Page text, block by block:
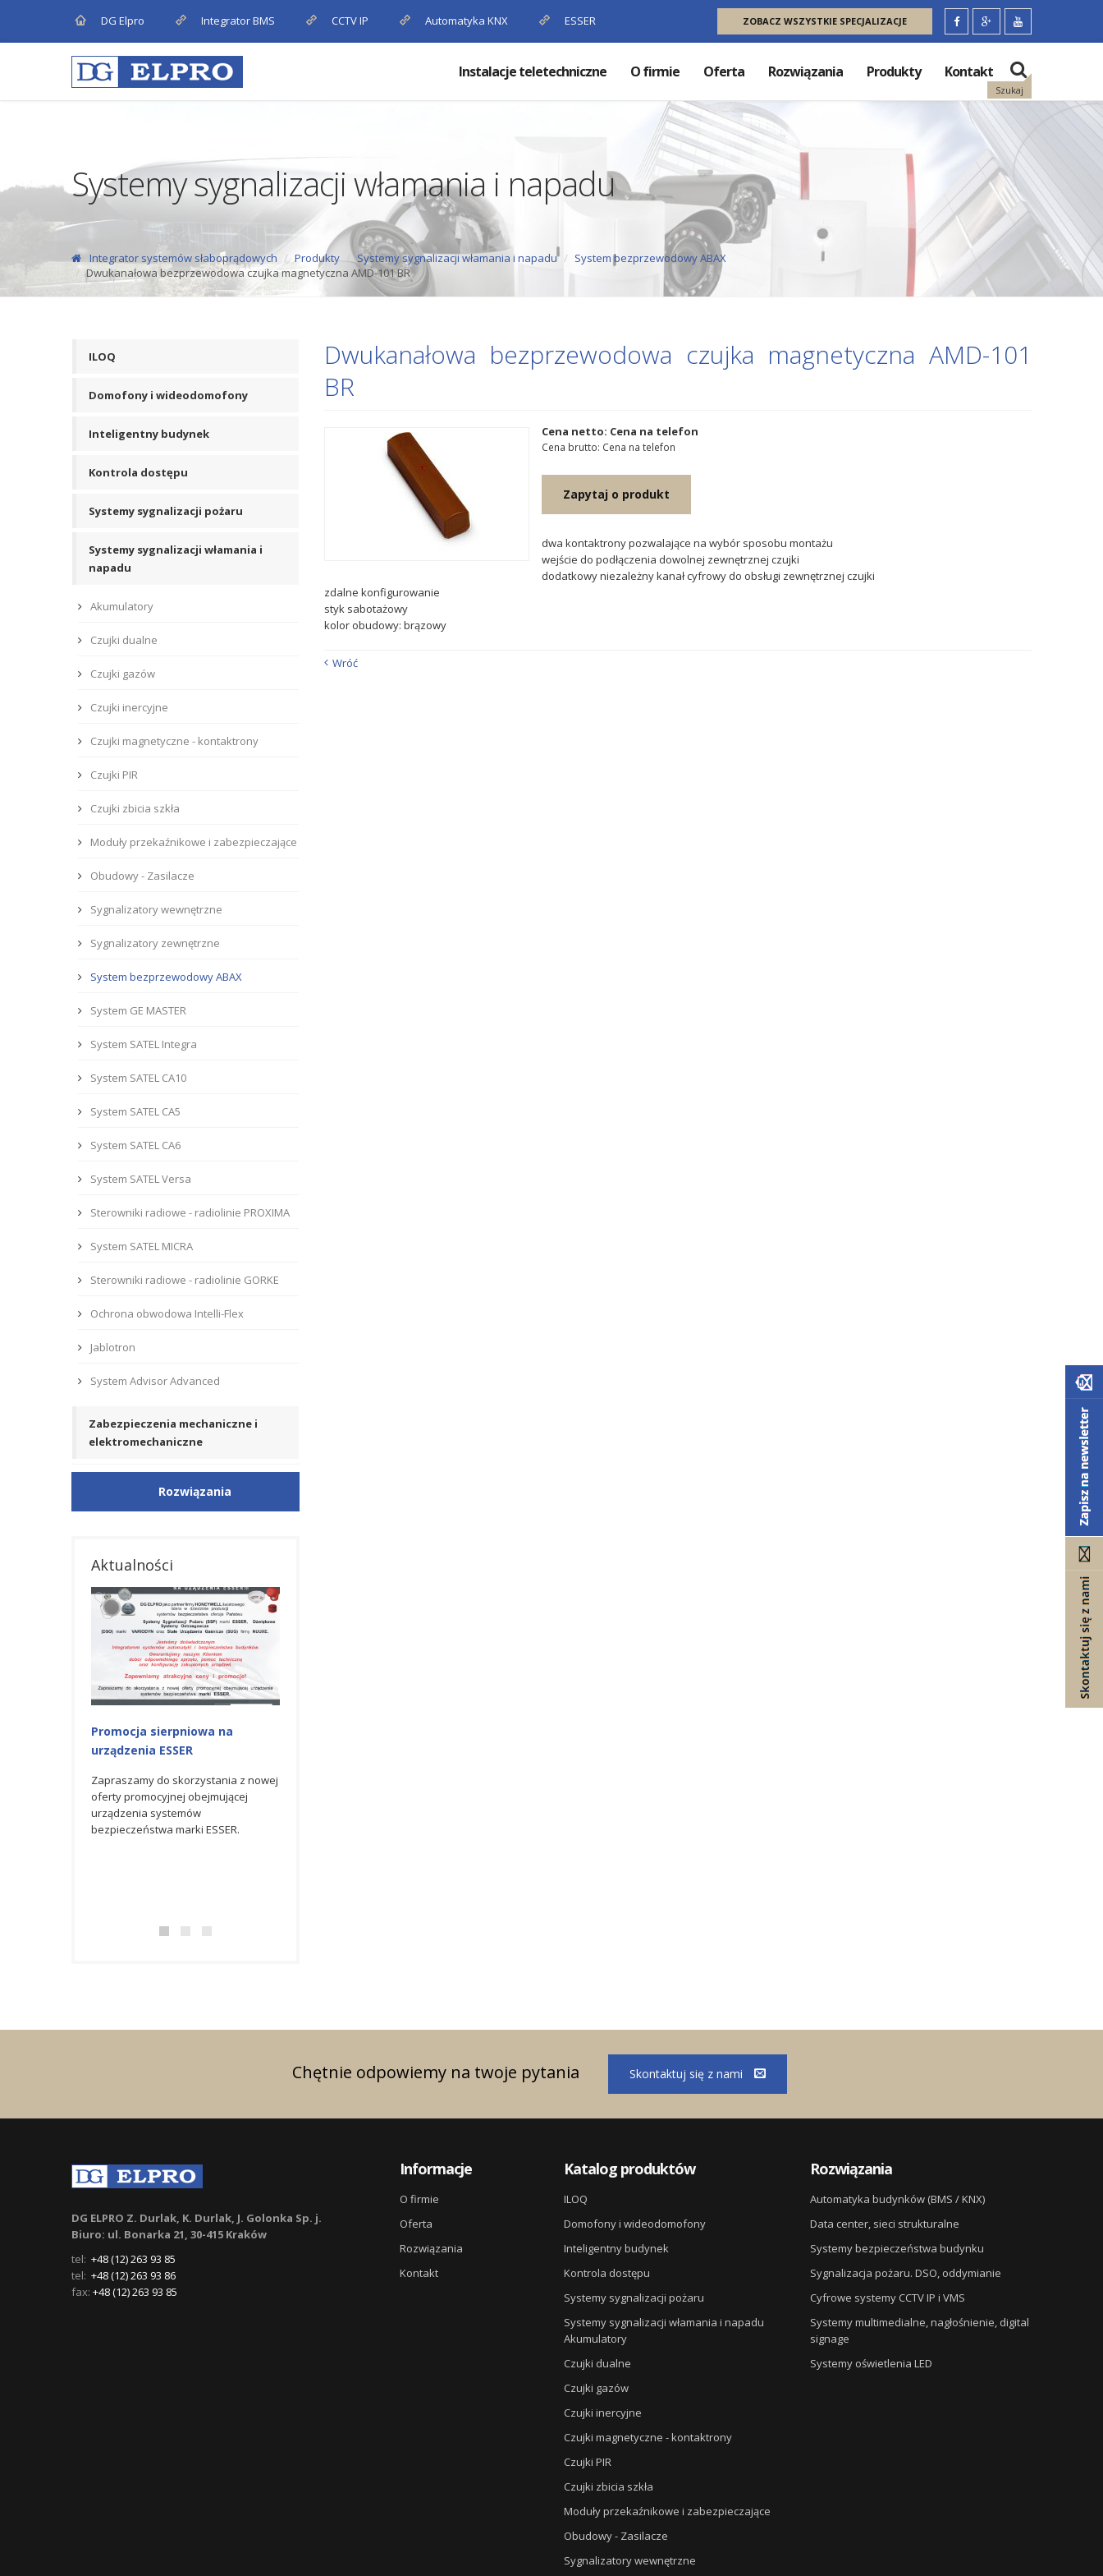
DG Elpro Integrator BMS CCTV IP Automatyka KNX ESSER ZOBACZ WSZYSTKIE SPECJALIZACJE
Szukaj
Instalacje teletechniczne O firmie Oferta Rozwiązania Produkty Kontakt
Systemy sygnalizacji włamania i napadu
Integrator systemów słaboprądowych Produkty Systemy sygnalizacji włamania i napadu
System bezprzewodowy ABAX
Dwukanałowa bezprzewodowa czujka magnetyczna AMD-101 BR
Dwukanałowa bezprzewodowa czujka magnetyczna AMD-101
BR
Cena netto: Cena na telefon
Cena brutto: Cena na telefon
Zapytaj o produkt
dwa kontaktrony pozwalające na wybór sposobu montażu
wejście do podłączenia dowolnej zewnętrznej czujki
dodatkowy niezależny kanał cyfrowy do obsługi zewnętrznej czujki
zdalne konfigurowanie
styk sabotażowy
kolor obudowy: brązowy
Wróć
ILOQ
Domofony i wideodomofony
Inteligentny budynek
Kontrola dostępu
Systemy sygnalizacji pożaru
Systemy sygnalizacji włamania i
napadu
Akumulatory
Czujki dualne
Czujki gazów
Czujki inercyjne
Czujki magnetyczne - kontaktrony
Czujki PIR
Czujki zbicia szkła
Moduły przekaźnikowe i zabezpieczające
Obudowy - Zasilacze
Sygnalizatory wewnętrzne
Sygnalizatory zewnętrzne
System bezprzewodowy ABAX
System GE MASTER
System SATEL Integra
System SATEL CA10
System SATEL CA5
System SATEL CA6
System SATEL Versa
Sterowniki radiowe - radiolinie PROXIMA
System SATEL MICRA
Sterowniki radiowe - radiolinie GORKE
Ochrona obwodowa Intelli-Flex
Jablotron
System Advisor Advanced
Zabezpieczenia mechaniczne i
elektromechaniczne
Rozwiązania
Aktualności
Promocja na urządzenia ESSER
Zapraszamy do skorzystania z
czerwcowej oferty promocyjnej
obejmującej urządzenia systemów
bezpieczeństwa marki ESSER.
Chętnie odpowiemy na twoje pytania Skontaktuj się z nami
DG ELPRO Z. Durlak, K. Durlak, J. Golonka Sp. j.
Biuro: ul. Bonarka 21, 30-415 Kraków
tel: +48 (12) 263 93 85
tel: +48 (12) 263 93 86
fax: +48 (12) 263 93 85
Informacje
O firmie
Oferta
Rozwiązania
Kontakt
Katalog produktów
ILOQ
Domofony i wideodomofony
Inteligentny budynek
Kontrola dostępu
Systemy sygnalizacji pożaru
Systemy sygnalizacji włamania i napadu
Akumulatory
Czujki dualne
Czujki gazów
Czujki inercyjne
Czujki magnetyczne - kontaktrony
Czujki PIR
Czujki zbicia szkła
Moduły przekaźnikowe i zabezpieczające
Obudowy - Zasilacze
Sygnalizatory wewnętrzne
Rozwiązania
Automatyka budynków (BMS / KNX)
Data center, sieci strukturalne
Systemy bezpieczeństwa budynku
Sygnalizacja pożaru. DSO, oddymianie
Cyfrowe systemy CCTV IP i VMS
Systemy multimedialne, nagłośnienie, digital
signage
Systemy oświetlenia LED